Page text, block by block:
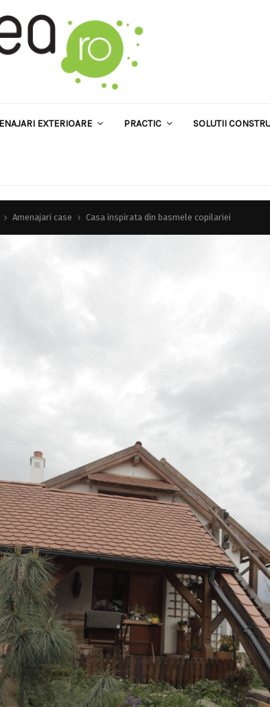
EXTERIOARE PRACTIC SOLUTII
Amenajari case Casa inspirata din basmele copilariei